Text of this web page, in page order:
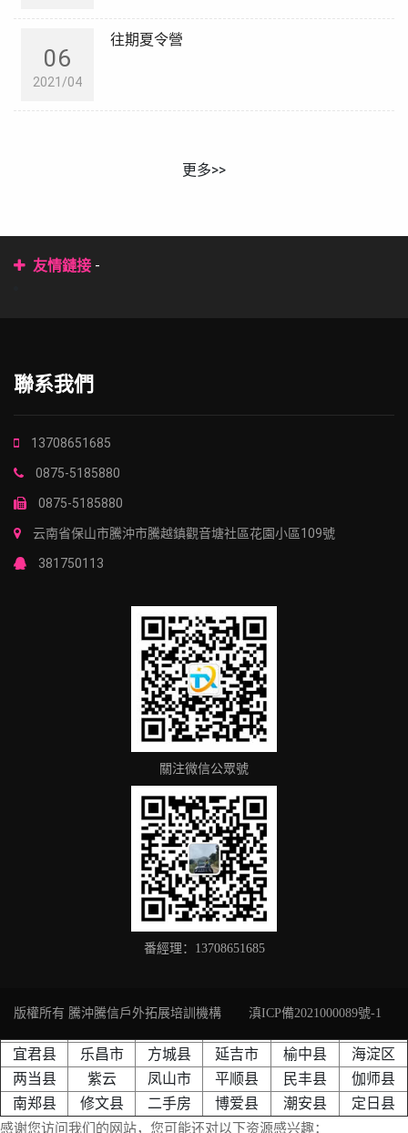
06
2021/04
往期夏令營
更多>>
友情鏈接 -
聯系我們
13708651685
0875-5185880
0875-5185880
云南省保山市騰沖市騰越鎮觀音塘社區花園小區109號
381750113
關注微信公眾號
番經理：13708651685
版權所有 騰沖騰信戶外拓展培訓機構 滇ICP備2021000089號-1
宜君县 乐昌市 方城县 延吉市 榆中县
海淀区
两当县
紫云 凤山市 平顺县 民丰县
伽师县
南郑县
修文县 二手房 博爱县 潮安县 定日县
感谢您访问我们的网站，您可能还对以下资源感兴趣：